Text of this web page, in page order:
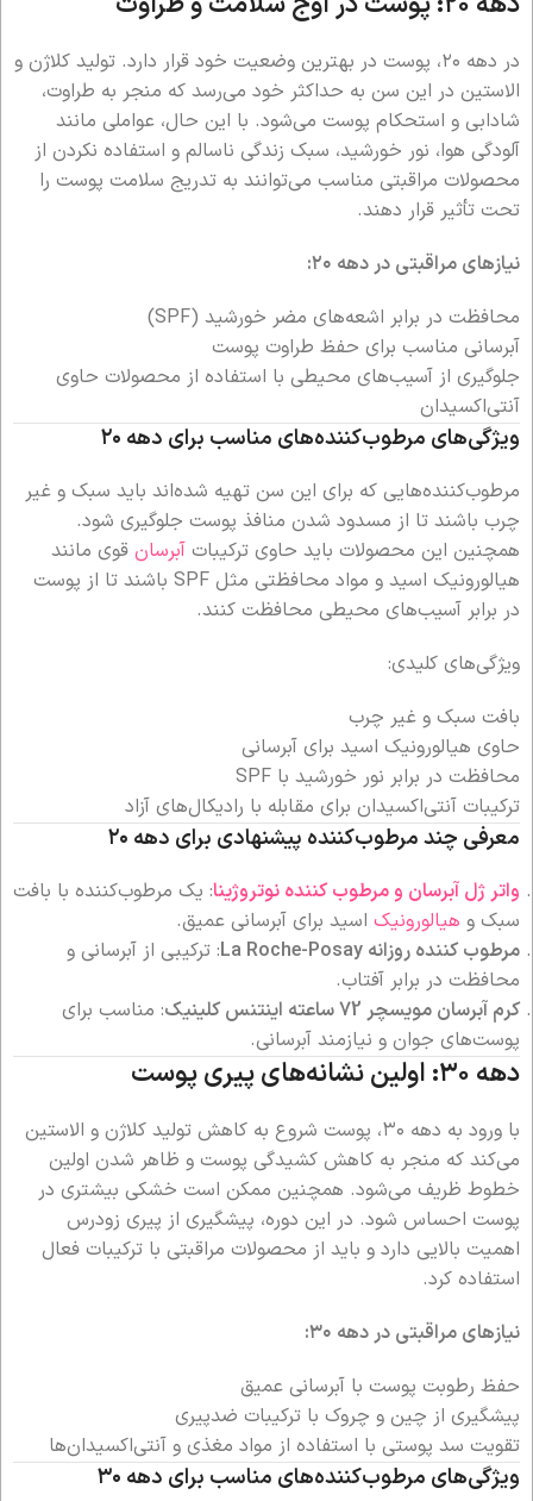
در دهه ۲۰، پوست در بهترین وضعیت خود قرار دارد. تولید کلاژن و
الاستین در این سن به حداکثر خود می‌رسد که منجر به طراوت،
شادابی و استحکام پوست می‌شود. با این حال، عواملی مانند
آلودگی هوا، نور خورشید، سبک زندگی ناسالم و استفاده نکردن از
محصولات مراقبتی مناسب می‌توانند به تدریج سلامت پوست را
تحت تأثیر قرار دهند.
نیازهای مراقبتی در دهه ۲۰:
محافظت در برابر اشعه‌های مضر خورشید (SPF)
آبرسانی مناسب برای حفظ طراوت پوست
جلوگیری از آسیب‌های محیطی با استفاده از محصولات حاوی
آنتی‌اکسیدان
ویژگی‌های مرطوب‌کننده‌های مناسب برای دهه ۲۰
مرطوب‌کننده‌هایی که برای این سن تهیه شده‌اند باید سبک و غیر
چرب باشند تا از مسدود شدن منافذ پوست جلوگیری شود.
همچنین این محصولات باید حاوی ترکیبات آبرسان قوی مانند
هیالورونیک اسید و مواد محافظتی مثل SPF باشند تا از پوست
در برابر آسیب‌های محیطی محافظت کنند.
ویژگی‌های کلیدی:
بافت سبک و غیر چرب
حاوی هیالورونیک اسید برای آبرسانی
محافظت در برابر نور خورشید با SPF
ترکیبات آنتی‌اکسیدان برای مقابله با رادیکال‌های آزاد
معرفی چند مرطوب‌کننده پیشنهادی برای دهه ۲۰
واتر ژل آبرسان و مرطوب کننده نوتروژینا: یک مرطوب‌کننده با بافت
سبک و هیالورونیک اسید برای آبرسانی عمیق.
مرطوب کننده روزانه La Roche-Posay
: ترکیبی از آبرسانی و
محافظت در برابر آفتاب.
کرم آبرسان مویسچر 72 ساعته اینتنس کلینیک
: مناسب برای
پوست‌های جوان و نیازمند آبرسانی.
دهه ۳۰: اولین نشانه‌های پیری پوست
با ورود به دهه ۳۰، پوست شروع به کاهش تولید کلاژن و الاستین
می‌کند که منجر به کاهش کشیدگی پوست و ظاهر شدن اولین
خطوط ظریف می‌شود. همچنین ممکن است خشکی بیشتری در
پوست احساس شود. در این دوره، پیشگیری از پیری زودرس
اهمیت بالایی دارد و باید از محصولات مراقبتی با ترکیبات فعال
استفاده کرد.
نیازهای مراقبتی در دهه ۳۰:
حفظ رطوبت پوست با آبرسانی عمیق
پیشگیری از چین و چروک با ترکیبات ضدپیری
تقویت سد پوستی با استفاده از مواد مغذی و آنتی‌اکسیدان‌ها
ویژگی‌های مرطوب‌کننده‌های مناسب برای دهه ۳۰